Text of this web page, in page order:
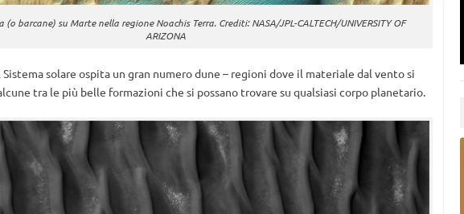
(o barcane) su Marte nella regione Noachis Terra. Crediti: NASA/JPL-CALTECH/UNIVERSITY OF
ARIZONA
solare ospita un gran numero dune – regioni dove il materiale dal vento si
tra le più belle formazioni che si possano trovare su qualsiasi corpo planetario.